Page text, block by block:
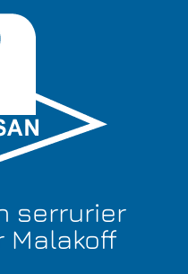
serrurier
Malakoff